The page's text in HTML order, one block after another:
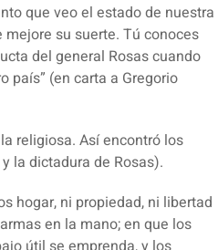
que veo el estado de nuestra
su suerte. Tú conoces
del general Rosas cuando
país” (en carta a Gregorio
religiosa. Así encontró los
la dictadura de Rosas).
hogar, ni propiedad, ni libertad
en la mano; en que los